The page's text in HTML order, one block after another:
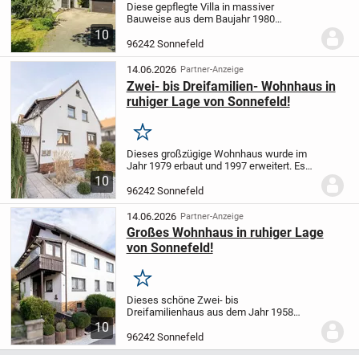
10
Diese gepflegte Villa in massiver
Bauweise aus dem Baujahr 1980
großzügiges Zuhause mit viel Raum für
Familie, Arbeiten und Gäste. Auf ca. 261
m² Wohnfläche,...
96242 Sonnefeld
10
14.06.2026 Partner-Anzeige
Zwei- bis Dreifamilien- Wohnhaus in
ruhiger Lage von Sonnefeld!
Merken
Dieses großzügige Wohnhaus wurde im
Jahr 1979 erbaut und 1997 erweitert. Es
Grundstück in angenehmer Wohnlage und
bietet mit einer Gesamtwohnfläche von
rund 290...
96242 Sonnefeld
10
14.06.2026 Partner-Anzeige
Großes Wohnhaus in ruhiger Lage
von Sonnefeld!
Merken
Dieses schöne Zwei- bis
Dreifamilienhaus aus dem Jahr 1958
Quadratmetern und einem großzügigen
Grundstück von ca. 771 Quadratmetern
96242 Sonnefeld